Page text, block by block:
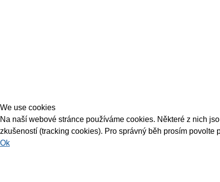
We use cookies
Na naší webové stránce používáme cookies. Některé z nich
zkušeností (tracking cookies). Pro správný běh prosím povolte
Ok